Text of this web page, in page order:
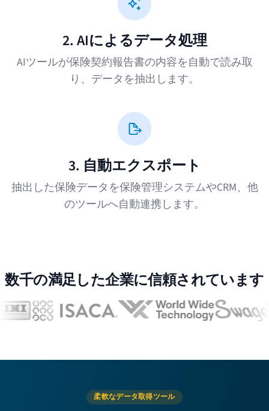
2. AIによるデータ処理
AIツールが保険契約報告書の内容を自動で読み取
り、データを抽出します。
3. 自動エクスポート
抽出した保険データを保険管理システムやCRM、他
のツールへ自動連携します。
数千の満足した企業に信頼されています
柔軟なデータ取得ツール